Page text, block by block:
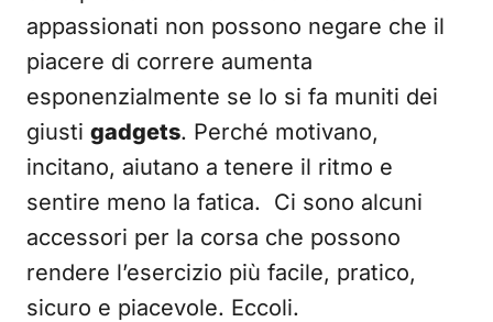
appassionati non possono negare che il
piacere di correre aumenta
esponenzialmente se lo si fa muniti dei
giusti gadgets. Perché motivano,
incitano, aiutano a tenere il ritmo e
sentire meno la fatica. Ci sono alcuni
accessori per la corsa che possono
rendere l’esercizio più facile, pratico,
sicuro e piacevole. Eccoli.